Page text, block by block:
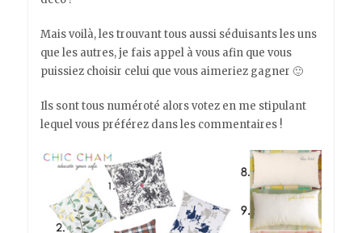
Mais voilà, les trouvant tous aussi séduisants les uns
que les autres, je fais appel à vous afin que vous
puissiez choisir celui que vous aimeriez gagner 🙂
Ils sont tous numéroté alors votez en me stipulant
lequel vous préférez dans les commentaires !